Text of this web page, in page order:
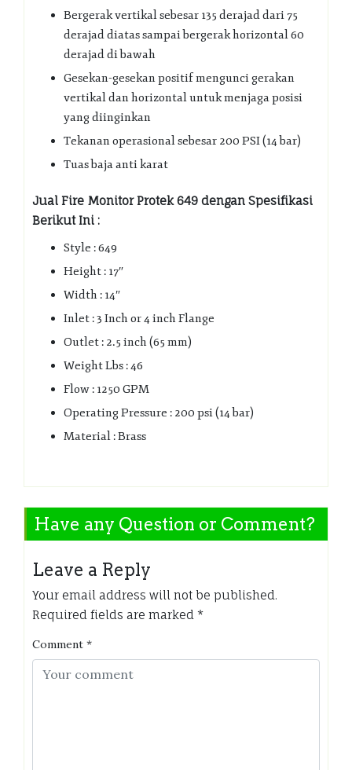
Bergerak vertikal sebesar 135 derajad dari 75
derajad diatas sampai bergerak horizontal 60
derajad di bawah
Gesekan-gesekan positif mengunci gerakan
vertikal dan horizontal untuk menjaga posisi
yang diinginkan
Tekanan operasional sebesar 200 PSI (14 bar)
Tuas baja anti karat
Jual Fire Monitor Protek 649 dengan Spesifikasi
Berikut Ini :
Style : 649
Height : 17″
Width : 14″
Inlet : 3 Inch or 4 inch Flange
Outlet : 2.5 inch (65 mm)
Weight Lbs : 46
Flow : 1250 GPM
Operating Pressure : 200 psi (14 bar)
Material : Brass
Have any Question or Comment?
Leave a Reply
Your email address will not be published.
Required fields are marked *
Comment *